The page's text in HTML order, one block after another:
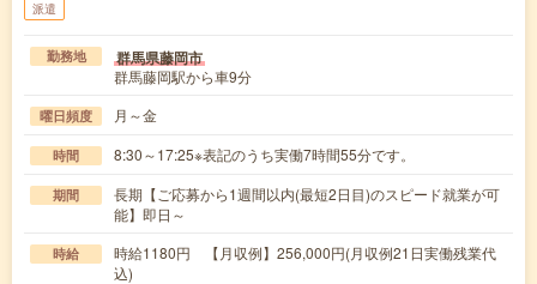
派遣
勤務地 群馬県藤岡市
群馬藤岡駅から車9分
曜日頻度 月～金
時間 8:30～17:25※表記のうち実働7時間55分です。
期間
長期【ご応募から1週間以内(最短2日目)のスピード就業が可
能】即日～
時給
時給1180円 【月収例】256,000円(月収例21日実働残業代
込)